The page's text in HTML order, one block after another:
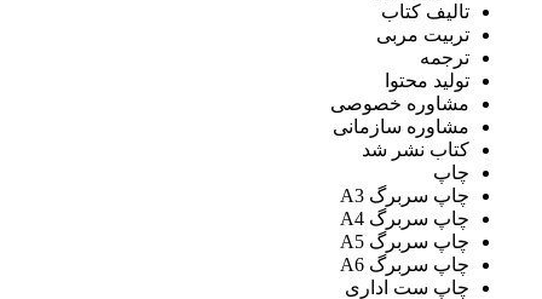
تالیف کتاب
تربیت مربی
ترجمه
تولید محتوا
مشاوره خصوصی
مشاوره سازمانی
کتاب نشر شد
چاپ سربرگ A3
چاپ سربرگ A4
چاپ سربرگ A5
چاپ سربرگ A6
چاپ ست اداری